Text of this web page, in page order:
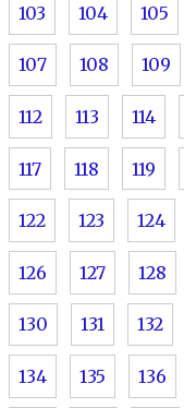
103 104 105
107 108 109
112 113 114
117 118 119
122 123 124
126 127 128
130 131 132
134 135 136